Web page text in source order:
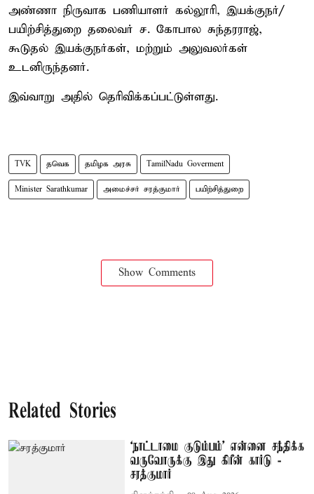
அண்ணா நிருவாக பணியாளர் கல்லூரி, இயக்குநர்/
பயிற்சித்துறை தலைவர் ச. கோபால சுந்தரராஜ்,
கூடுதல் இயக்குநர்கள், மற்றும் அலுவலர்கள்
உடனிருந்தனர்.
இவ்வாறு அதில் தெரிவிக்கப்பட்டுள்ளது.
TVK தவெக தமிழக அரசு TamilNadu Goverment
Minister Sarathkumar அமைச்சர் சரத்குமார் பயிற்சித்துறை
Show Comments
Related Stories
‘நாட்டாமை குடும்பம்’ என்னை சந்திக்க
வருவோருக்கு இது கிரீன் கார்டு -
சரத்குமார்